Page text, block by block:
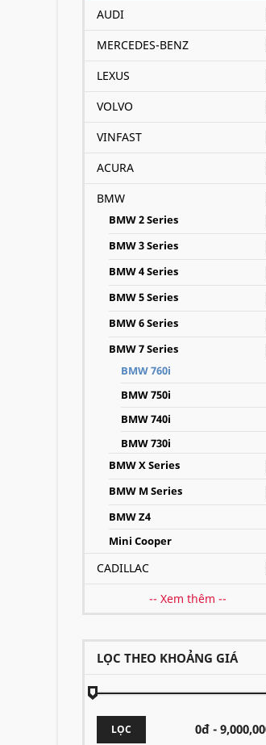
AUDI
MERCEDES-BENZ
LEXUS
VOLVO
VINFAST
ACURA
BMW
BMW 2 Series
BMW 3 Series
BMW 4 Series
BMW 5 Series
BMW 6 Series
BMW 7 Series
BMW 760i
BMW 750i
BMW 740i
BMW 730i
BMW X Series
BMW M Series
BMW Z4
Mini Cooper
CADILLAC
-- Xem thêm --
LỌC THEO KHOẢNG GIÁ
LỌC